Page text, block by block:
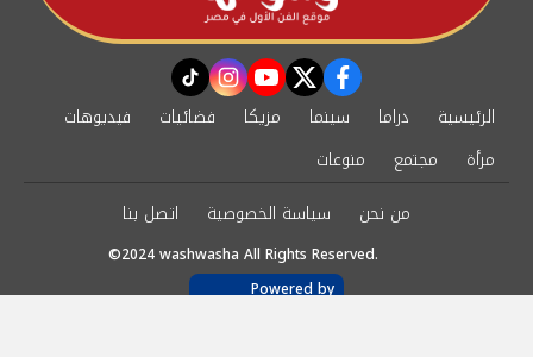
facebook
twitter
youtube
instagram
tiktok
الرئيسية دراما سينما مزيكا فضائيات
فيديوهات
مرأة
مجتمع
منوعات
من نحن
سياسة الخصوصية اتصل بنا
©2024 washwasha All Rights Reserved.
Powered by